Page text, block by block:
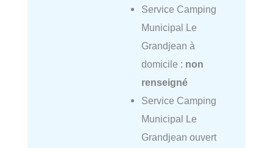
Service Camping
Municipal Le
Grandjean à
domicile : non
renseigné
Service Camping
Municipal Le
Grandjean ouvert